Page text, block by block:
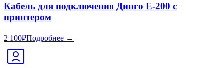
Кабель для подключения Динго Е-200 с
принтером
2 100₽Подробнее →